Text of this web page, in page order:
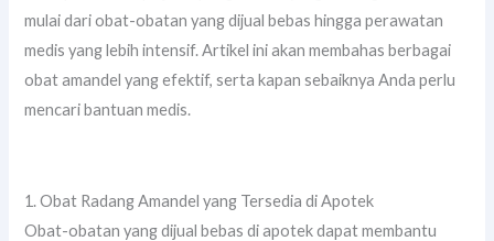
mulai dari obat-obatan yang dijual bebas hingga perawatan
medis yang lebih intensif. Artikel ini akan membahas berbagai
obat amandel yang efektif, serta kapan sebaiknya Anda perlu
mencari bantuan medis.
1. Obat Radang Amandel yang Tersedia di Apotek
Obat-obatan yang dijual bebas di apotek dapat membantu